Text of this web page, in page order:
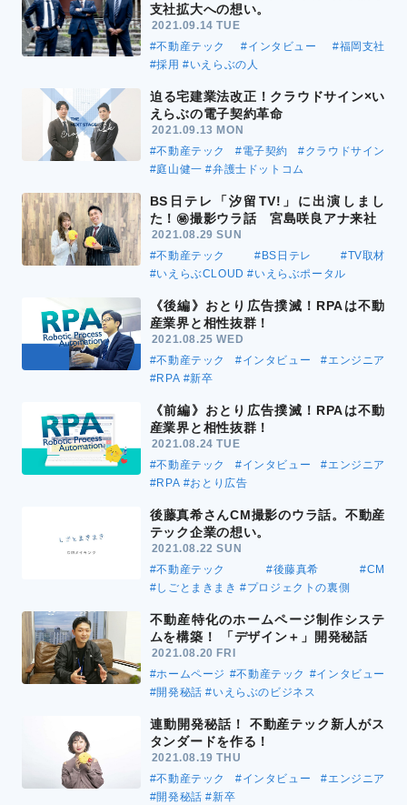
支社拡大への想い。
2021.09.14 TUE
#不動産テック
#インタビュー
#福岡支社
#採用 #いえらぶの人
迫る宅建業法改正！クラウドサイン×い
えらぶの電子契約革命
2021.09.13 MON
#不動産テック
#電子契約
#クラウドサイン
#庭山健一 #弁護士ドットコム
BS日テレ「汐留TV!」に出演しまし
た！㊙撮影ウラ話 宮島咲良アナ来社
2021.08.29 SUN
#不動産テック
#BS日テレ
#TV取材
#いえらぶCLOUD #いえらぶポータル
《後編》おとり広告撲滅！RPAは不動
産業界と相性抜群！
2021.08.25 WED
#不動産テック
#インタビュー
#エンジニア
#RPA #新卒
《前編》おとり広告撲滅！RPAは不動
産業界と相性抜群！
2021.08.24 TUE
#不動産テック
#インタビュー
#エンジニア
#RPA #おとり広告
後藤真希さんCM撮影のウラ話。不動産
テック企業の想い。
2021.08.22 SUN
#不動産テック
#後藤真希
#CM
#しごとまきまき #プロジェクトの裏側
不動産特化のホームページ制作システ
ムを構築！ 「デザイン＋」開発秘話
2021.08.20 FRI
#ホームページ #不動産テック #インタビュー
#開発秘話 #いえらぶのビジネス
連動開発秘話！ 不動産テック新人がス
タンダードを作る！
2021.08.19 THU
#不動産テック
#インタビュー
#エンジニア
#開発秘話 #新卒